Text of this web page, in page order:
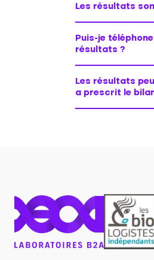
Les résultats
Puis-je
résultats ?
Les résultats
a prescrit le